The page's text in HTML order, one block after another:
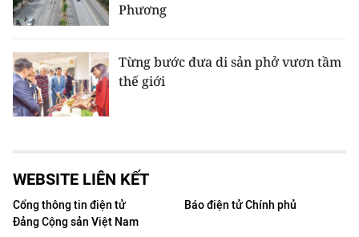
Phương
Từng bước đưa di sản phở vươn tầm
thế giới
WEBSITE LIÊN KẾT
Cổng thông tin điện tử
Đảng Cộng sản Việt Nam
Báo điện tử Chính phủ